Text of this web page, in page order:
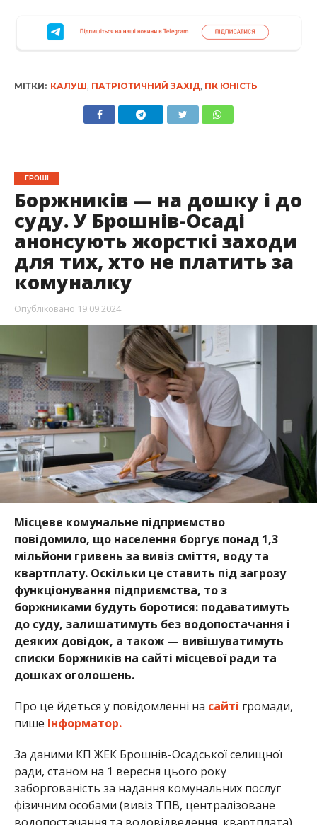
МІТКИ: КАЛУШ ПАТРІОТИЧНИЙ ЗАХІД, ПК ЮНІСТЬ
ГРОШІ
Боржників — на дошку і до
суду. У Брошнів-Осаді
анонсують жорсткі заходи
для тих, хто не платить за
комуналку
Опубліковано 19.09.2024
Місцеве комунальне підприємство
повідомило, що населення боргує понад 1,3
мільйони гривень за вивіз сміття, воду та
квартплату. Оскільки це ставить під загрозу
функціонування підприємства, то з
боржниками будуть боротися: подаватимуть
до суду, залишатимуть без водопостачання і
деяких довідок, а також — вивішуватимуть
списки боржників на сайті місцевої ради та
дошках оголошень.
Про це йдеться у повідомленні на сайті громади,
пише Інформатор.
За даними КП ЖЕК Брошнів-Осадської селищної
ради, станом на 1 вересня цього року
заборгованість за надання комунальних послуг
фізичним особами (вивіз ТПВ, централізоване